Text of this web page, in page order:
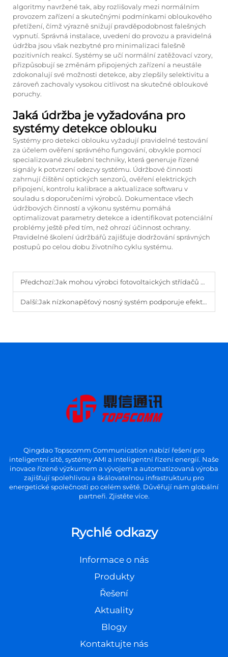
algoritmy navržené tak, aby rozlišovaly mezi normálním
provozem zařízení a skutečnými podmínkami obloukového
přetížení, čímž výrazně snižují pravděpodobnost falešných
vypnutí. Správná instalace, uvedení do provozu a pravidelná
údržba jsou však nezbytné pro minimalizaci falešně
pozitivních reakcí. Systémy se učí normální zatěžovací vzory,
přizpůsobují se změnám připojených zařízení a neustále
zdokonalují své možnosti detekce, aby zlepšily selektivitu a
zároveň zachovaly vysokou citlivost na skutečné obloukové
poruchy.
Jaká údržba je vyžadována pro
systémy detekce oblouku
Systémy pro detekci oblouku vyžadují pravidelné testování
za účelem ověření správného fungování, obvykle pomocí
specializované zkušební techniky, která generuje řízené
signály k potvrzení odezvy systému. Údržbové činnosti
zahrnují čištění optických senzorů, ověření elektrických
připojení, kontrolu kalibrace a aktualizace softwaru v
souladu s doporučeními výrobců. Dokumentace všech
údržbových činností a výkonu systému pomáhá
optimalizovat parametry detekce a identifikovat potenciální
problémy ještě před tím, než ohrozí účinnost ochrany.
Pravidelné školení údržbářů zajišťuje dodržování správných
postupů po celou dobu životního cyklu systému.
Předchozí:Jak mohou výrobci fotovoltaických střídačů pomoci naplňovat cíle obnovitelné energie?
Další:Jak nízkonapěťový nosný systém podporuje efektivní správu energie?
Qingdao Topscomm Communication nabízí řešení pro
inteligentní sítě, systémy AMI a inteligentní řízení energií. Naše
inovace řízené výzkumem a vývojem a automatizovaná výroba
zajišťují spolehlivou a škálovatelnou infrastrukturu pro
energetické společnosti po celém světě. Důvěřují nám globální
partneři. Zjistěte více.
Rychlé odkazy
Informace o nás
Produkty
Řešení
Aktuality
Blogy
Kontaktujte nás